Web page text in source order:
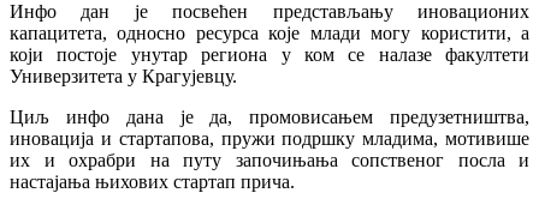
Инфо дан је посвећен представљању иновационих
капацитета, односно ресурса које млади могу користити, а
који постоје унутар региона у ком се налазе факултети
Универзитета у Крагујевцу.
Циљ инфо дана је да, промовисањем предузетништва,
иновација и стартапова, пружи подршку младима, мотивише
их и охрабри на путу започињања сопственог посла и
настајања њихових стартап прича.